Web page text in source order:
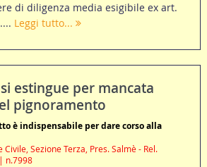
di diligenza media esigibile ex art.
Leggi tutto...
si estingue per mancata
pignoramento
è indispensabile per dare corso alla
Sezione Terza, Pres. Salmè - Rel.
n.7998